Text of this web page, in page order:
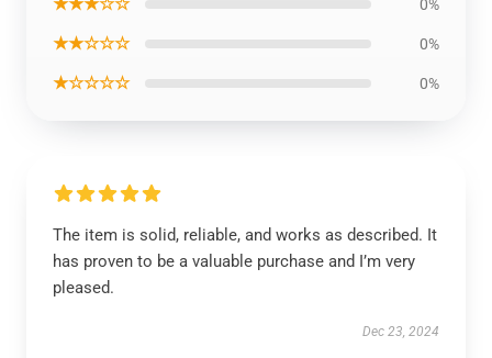
0%
★★☆☆☆ 0%
★☆☆☆☆ 0%
The item is solid, reliable, and works as described. It
has proven to be a valuable purchase and I’m very
pleased.
Dec 23, 2024